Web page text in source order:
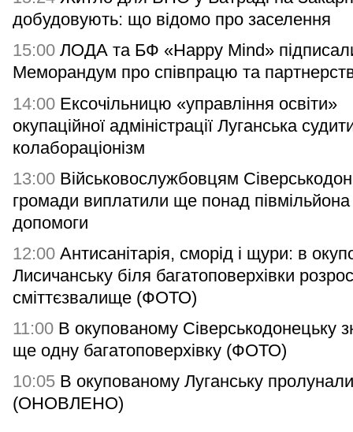
добудовують: що відомо про заселення
15:00 ЛОДА та БФ «Happy Mind»
Меморандум про співпрацю та
14:00 Ексочільницю «управління освіти»
окупаційної адміністрації Луганська
колабораціонізм
13:00 Військовослужбовцям
громади виплатили ще понад півмільйона
допомоги
12:00 Антисанітарія, сморід і щури: в
Лисичанську біля багатоповерхівки
сміттєзвалище (ФОТО)
11:00 В окупованому Сіверськодонецьку
ще одну багатоповерхівку (ФОТО)
10:05 В окупованому Луганську
(ОНОВЛЕНО)